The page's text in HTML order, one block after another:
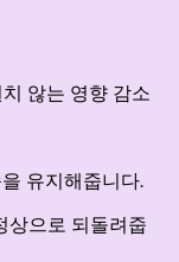
않는 영향 감소
유지해줍니다.
상으로 되돌려줍